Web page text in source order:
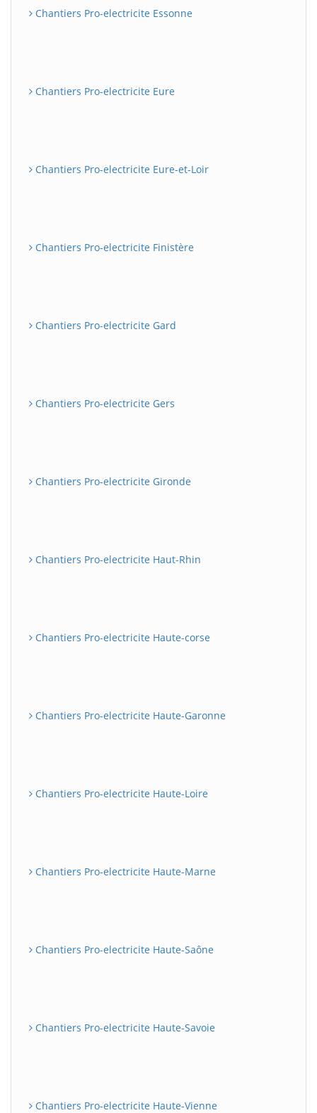
Chantiers Pro-electricite Essonne
Chantiers Pro-electricite Eure
Chantiers Pro-electricite Eure-et-Loir
Chantiers Pro-electricite Finistère
Chantiers Pro-electricite Gard
Chantiers Pro-electricite Gers
Chantiers Pro-electricite Gironde
Chantiers Pro-electricite Haut-Rhin
Chantiers Pro-electricite Haute-corse
Chantiers Pro-electricite Haute-Garonne
Chantiers Pro-electricite Haute-Loire
Chantiers Pro-electricite Haute-Marne
Chantiers Pro-electricite Haute-Saône
Chantiers Pro-electricite Haute-Savoie
Chantiers Pro-electricite Haute-Vienne